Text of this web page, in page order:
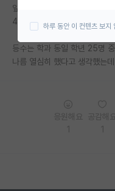
연구실(PI) 홍보 게시
석박사 채용 정보 게
앞길이 막막합니다.
4학년이며 토익은 600점입니
등수는 학과 동일 학년 25명
나름 열심히 했다고 생각했는
하루 동안 이 컨텐츠 보지